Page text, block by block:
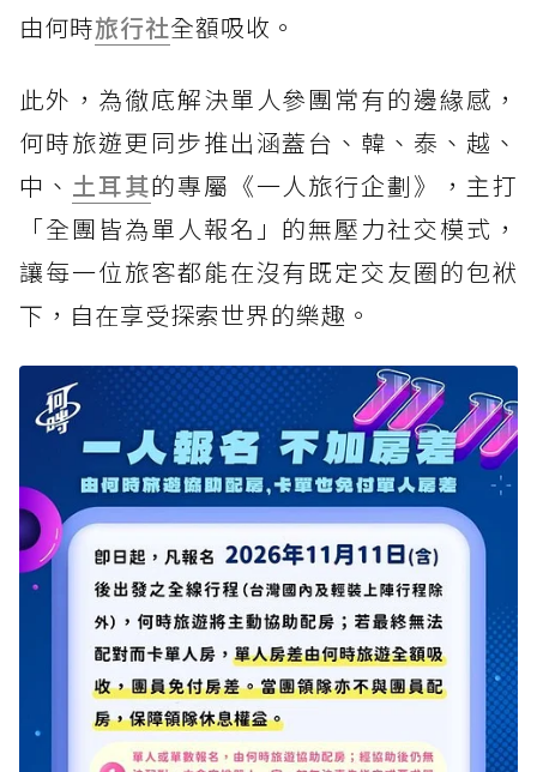
由何時旅行社全額吸收。
此外，為徹底解決單人參團常有的邊緣感，
何時旅遊更同步推出涵蓋台、韓、泰、越、
中、 土耳其的專屬《一人旅行企劃》，主打
「全團皆為單人報名」的無壓力社交模式，
讓每一位旅客都能在沒有既定交友圈的包袱
下，自在享受探索世界的樂趣。